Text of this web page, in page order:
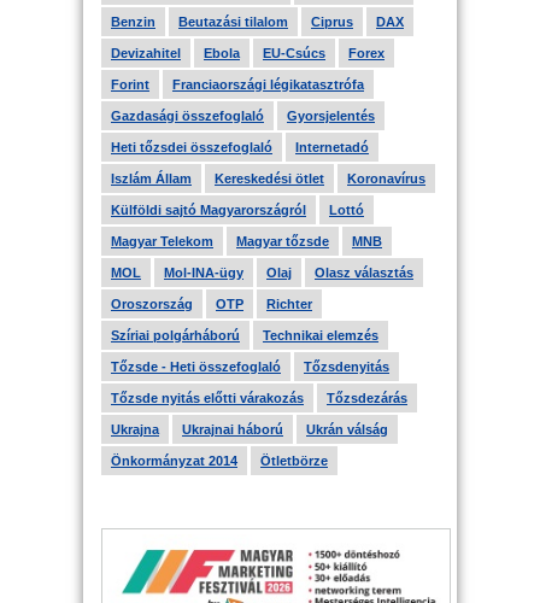
Benzin Beutazási tilalom Ciprus DAX
Devizahitel Ebola EU-Csúcs Forex
Forint Franciaországi légikatasztrófa
Gazdasági összefoglaló Gyorsjelentés
Heti tőzsdei összefoglaló Internetadó
Iszlám Állam Kereskedési ötlet Koronavírus
Külföldi sajtó Magyarországról Lottó
Magyar Telekom Magyar tőzsde MNB
MOL Mol-INA-ügy Olaj Olasz választás
Oroszország OTP Richter
Szíriai polgárháború Technikai elemzés
Tőzsde - Heti összefoglaló Tőzsdenyitás
Tőzsde nyitás előtti várakozás Tőzsdezárás
Ukrajna Ukrajnai háború Ukrán válság
Önkormányzat 2014 Ötletbörze